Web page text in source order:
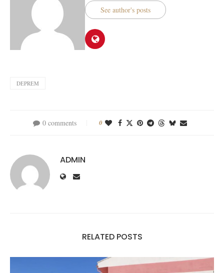
See author's posts
DEPREM
0 comments 0
ADMIN
RELATED POSTS